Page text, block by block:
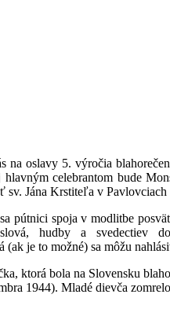
na oslavy 5. výročia
hlavným celebrantom bude
sv. Jána Krstiteľa v Pavlovciach
pútnici spoja v modlitbe
hudby a svedectiev
(ak je to možné) sa môžu
ktorá bola na Slovensku
1944). Mladé dievča